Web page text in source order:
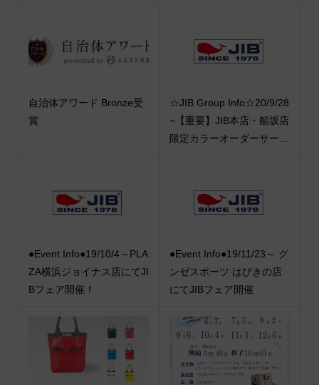
自治体アワード Bronze受
賞
☆JIB Group Info☆20/9/28
~【重要】JIB本店・船坂店
限定カラーオーダーサー...
●Event Info●19/10/4～PLA
ZA横浜ジョイナス店にてJI
Bフェア開催！
●Event Info●19/11/23～ グ
ンゼスポーツ はびきの店
にてJIBフェア開催